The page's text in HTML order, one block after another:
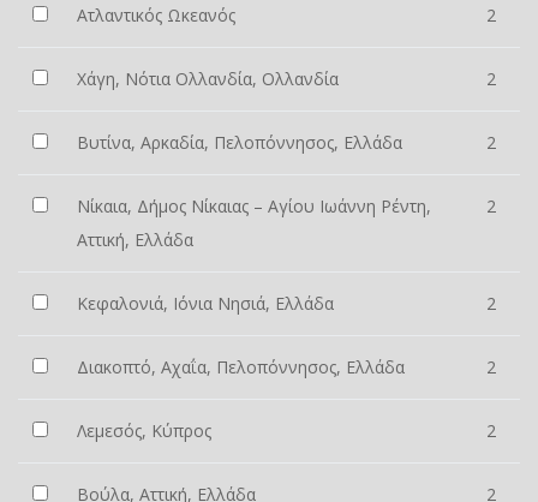
Ατλαντικός Ωκεανός 2
Χάγη, Νότια Ολλανδία, Ολλανδία 2
Βυτίνα, Αρκαδία, Πελοπόννησος, Ελλάδα 2
Νίκαια, Δήμος Νίκαιας – Αγίου Ιωάννη Ρέντη,
Αττική, Ελλάδα
2
Κεφαλονιά, Ιόνια Νησιά, Ελλάδα 2
Διακοπτό, Αχαΐα, Πελοπόννησος, Ελλάδα 2
Λεμεσός, Κύπρος 2
Βούλα, Αττική, Ελλάδα 2